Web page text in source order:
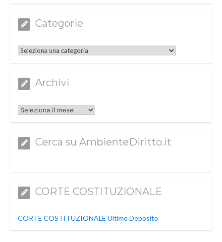
Categorie
Categorie
Archivi
Archivi
Cerca su AmbienteDiritto.it
CORTE COSTITUZIONALE
CORTE COSTITUZIONALE Ultimo Deposito